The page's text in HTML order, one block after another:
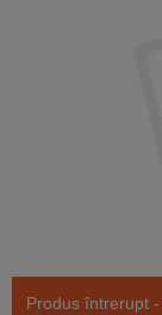
Produs întrerupt